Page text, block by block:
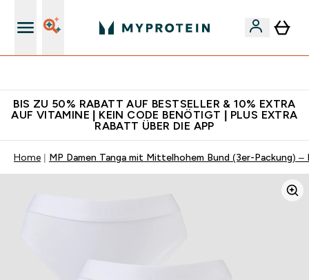
BIS ZU 50% RABATT AUF BESTSELLER & 10% EXTRA
AUF VITAMINE | KEIN CODE BENÖTIGT | PLUS EXTRA
RABATT ÜBER DIE APP
Home MP Damen Tanga mit Mittelhohem Bund (3er-Packung) –